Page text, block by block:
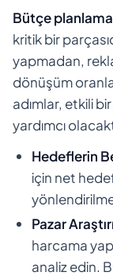
Bütçe
kritik bir
yapmadan,
dönüşüm
adımlar, etkili
yardımcı
Hedeflerin
için net
Pazar
harcama
analiz edin.